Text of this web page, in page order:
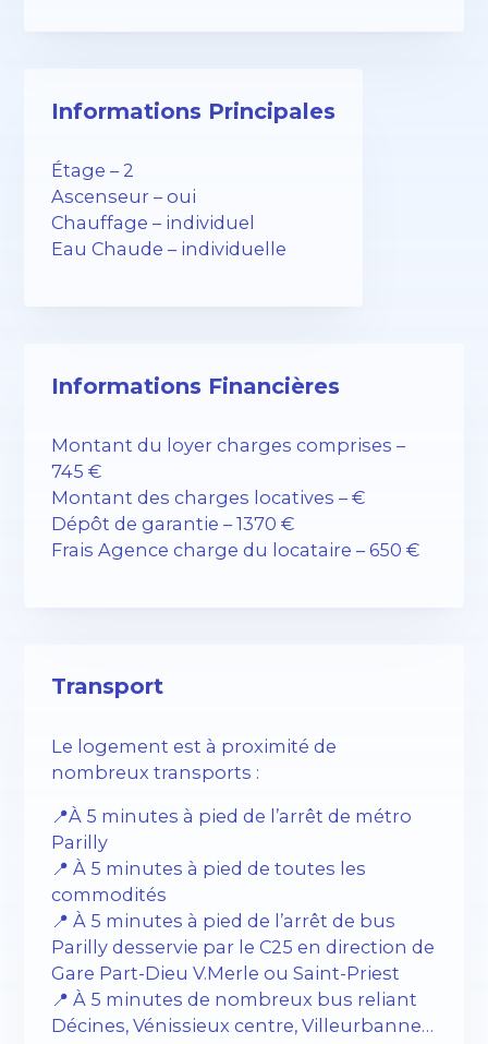
Informations Principales
Étage – 2
Ascenseur – oui
Chauffage – individuel
Eau Chaude – individuelle
Informations Financières
Montant du loyer charges comprises –
745 €
Montant des charges locatives – €
Dépôt de garantie – 1370 €
Frais Agence charge du locataire – 650 €
Transport
Le logement est à proximité de
nombreux transports :
📍À 5 minutes à pied de l’arrêt de métro
Parilly
📍 À 5 minutes à pied de toutes les
commodités
📍 À 5 minutes à pied de l’arrêt de bus
Parilly desservie par le C25 en direction de
Gare Part-Dieu V.Merle ou Saint-Priest
📍 À 5 minutes de nombreux bus reliant
Décines, Vénissieux centre, Villeurbanne…